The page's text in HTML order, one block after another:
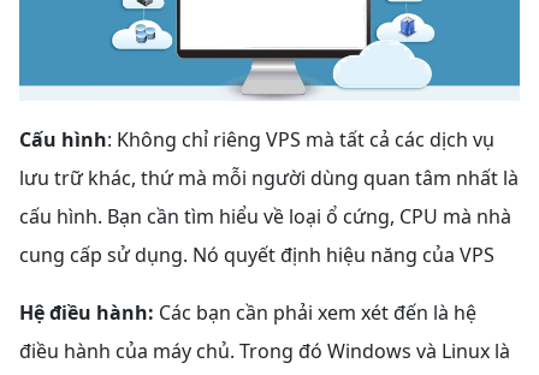
Cấu hình: Không chỉ riêng VPS mà tất cả các dịch vụ
lưu trữ khác, thứ mà mỗi người dùng quan tâm nhất là
cấu hình. Bạn cần tìm hiểu về loại ổ cứng, CPU mà nhà
cung cấp sử dụng. Nó quyết định hiệu năng của VPS
Hệ điều hành: Các bạn cần phải xem xét đến là hệ
điều hành của máy chủ. Trong đó Windows và Linux là